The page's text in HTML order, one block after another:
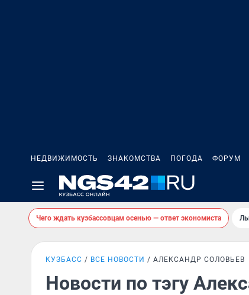
НЕДВИЖИМОСТЬ ЗНАКОМСТВА ПОГОДА ФОРУМ
Чего ждать кузбассовцам осенью — ответ экономиста
КУЗБАСС ВСЕ НОВОСТИ АЛЕКСАНДР СОЛОВЬЕВ
Новости по тэгу